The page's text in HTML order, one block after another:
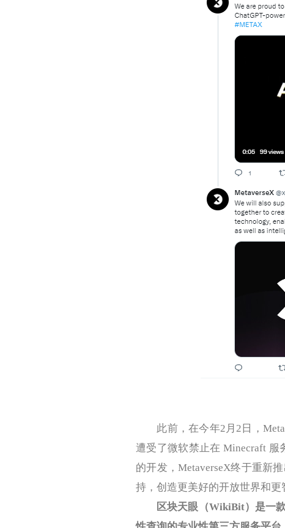
此前，在今年2月2日，
遭受了微软禁止在 Minecraft 服
的开发，MetaverseX终于重新
持，创造更美好的开放世界和更
区块天眼（WikiBit）是一